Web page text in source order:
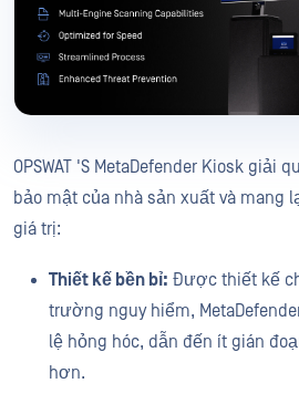
OPSWAT 'S MetaDefender Kiosk giải
bảo mật của nhà sản xuất và mang
giá trị:
Thiết kế bền bỉ: Được thiết kế
trường nguy hiểm,
lệ hỏng hóc, dẫn đến ít gián
hơn.